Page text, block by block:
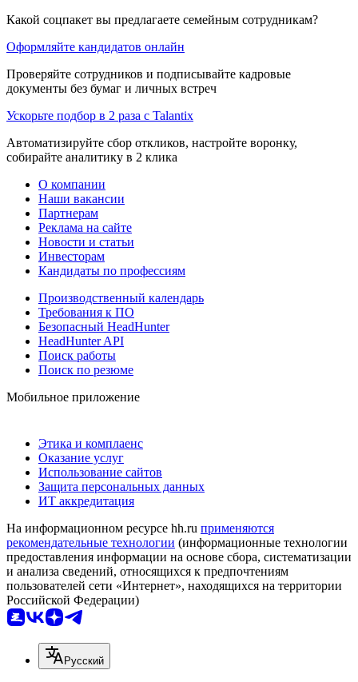
Какой соцпакет вы предлагаете семейным сотрудникам?
Оформляйте кандидатов онлайн
Проверяйте сотрудников и подписывайте кадровые
документы без бумаг и личных встреч
Ускорьте подбор в 2 раза с Talantix
Автоматизируйте сбор откликов, настройте воронку,
собирайте аналитику в 2 клика
О компании
Наши вакансии
Партнерам
Реклама на сайте
Новости и статьи
Инвесторам
Кандидаты по профессиям
Производственный календарь
Требования к ПО
Безопасный HeadHunter
HeadHunter API
Поиск работы
Поиск по резюме
Мобильное приложение
Этика и комплаенс
Оказание услуг
Использование сайтов
Защита персональных данных
ИТ аккредитация
На информационном ресурсе hh.ru применяются
рекомендательные технологии (информационные технологии
предоставления информации на основе сбора, систематизации
и анализа сведений, относящихся к предпочтениям
пользователей сети «Интернет», находящихся на территории
Российской Федерации)
Русский